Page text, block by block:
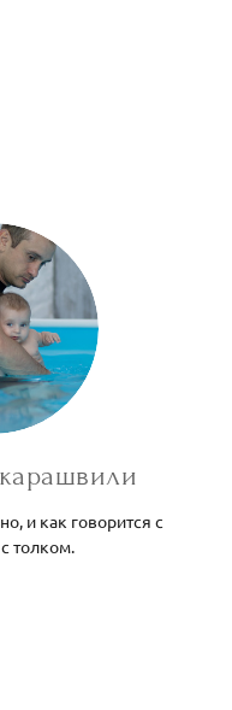
и как говорится с
толком.